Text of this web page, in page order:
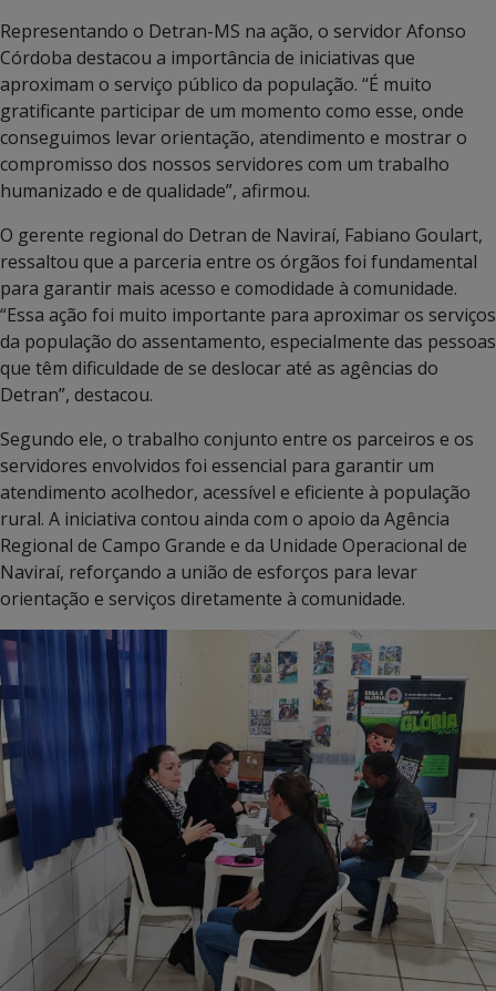
Representando o Detran-MS na ação, o servidor Afonso
Córdoba destacou a importância de iniciativas que
aproximam o serviço público da população. “É muito
gratificante participar de um momento como esse, onde
conseguimos levar orientação, atendimento e mostrar o
compromisso dos nossos servidores com um trabalho
humanizado e de qualidade”, afirmou.
O gerente regional do Detran de Naviraí, Fabiano Goulart,
ressaltou que a parceria entre os órgãos foi fundamental
para garantir mais acesso e comodidade à comunidade.
“Essa ação foi muito importante para aproximar os serviços
da população do assentamento, especialmente das pessoas
que têm dificuldade de se deslocar até as agências do
Detran”, destacou.
Segundo ele, o trabalho conjunto entre os parceiros e os
servidores envolvidos foi essencial para garantir um
atendimento acolhedor, acessível e eficiente à população
rural. A iniciativa contou ainda com o apoio da Agência
Regional de Campo Grande e da Unidade Operacional de
Naviraí, reforçando a união de esforços para levar
orientação e serviços diretamente à comunidade.